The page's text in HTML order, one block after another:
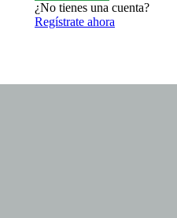
¿No tienes una cuenta?
Regístrate ahora